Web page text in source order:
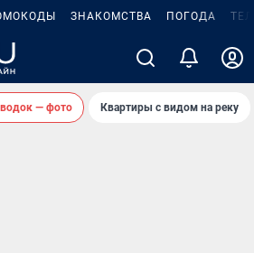
ЗНАКОМСТВА ПОГОДА
— фото Квартиры с видом на реку